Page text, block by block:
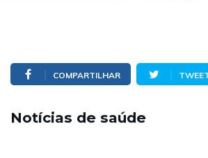
COMPARTILHAR
Notícias de saúde